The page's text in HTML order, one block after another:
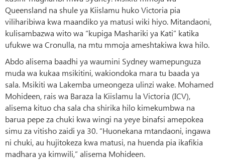
Queensland na shule ya Kiislamu huko Victoria pia
viliharibiwa kwa maandiko ya matusi wiki hiyo. Mitandaoni,
kulisambazwa wito wa “kupiga Mashariki ya Kati” katika
ufukwe wa Cronulla, na mtu mmoja ameshtakiwa kwa hilo.
Abdo alisema baadhi ya waumini Sydney wamepunguza
muda wa kukaa msikitini, wakiondoka mara tu baada ya
sala. Msikiti wa Lakemba umeongeza ulinzi wake. Mohamed
Mohideen, rais wa Baraza la Kiislamu la Victoria (ICV),
alisema kituo cha sala cha shirika hilo kimekumbwa na
barua pepe za chuki kwa wingi na yeye binafsi amepokea
simu za vitisho zaidi ya 30. “Huonekana mtandaoni, ingawa
ni chuki, au hujitokeza kwa matusi, na huenda pia ikafikia
madhara ya kimwili,” alisema Mohideen.